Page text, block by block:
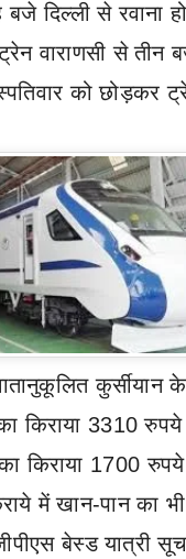
दिल्ली से रवाना
वाराणसी से
को छोड़कर
कुर्सीयान
किराया 3310
किराया 1700
में खान-पान का
बेस्ड यात्री